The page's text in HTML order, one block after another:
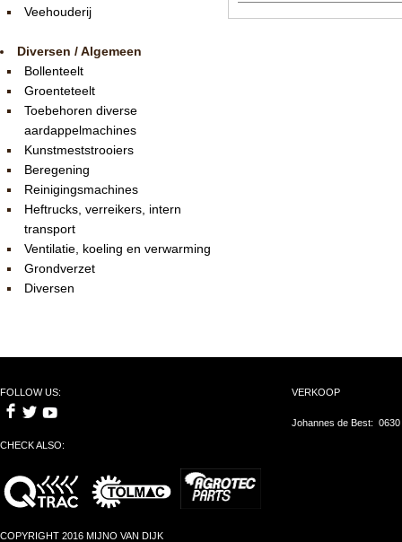
Veehouderij
Diversen / Algemeen
Bollenteelt
Groenteteelt
Toebehoren diverse
aardappelmachines
Kunstmeststrooiers
Beregening
Reinigingsmachines
Heftrucks, verreikers, intern
transport
Ventilatie, koeling en verwarming
Grondverzet
Diversen
FOLLOW US:
CHECK ALSO:
COPYRIGHT 2016 MIJNO VAN DIJK
VERKOOP
Johannes de Best: 0630